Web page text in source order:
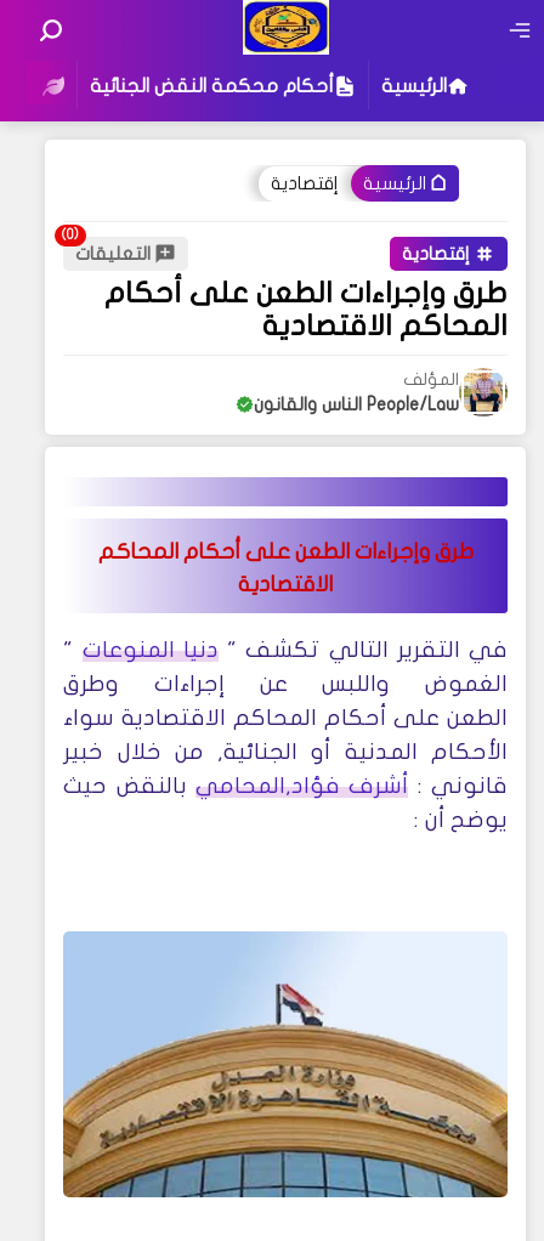
الرئيسية أحكام محكمة النقض الجنائية
الرئيسية إقتصادية
إقتصادية التعليقات
طرق وإجراءات الطعن على أحكام
المحاكم الاقتصادية
المؤلف
People/Law الناس والقانون
طرق وإجراءات الطعن على أحكام المحاكم
الاقتصادية
في التقرير التالي تكشف "دنيا المنوعات "
الغموض واللبس عن إجراءات وطرق
الطعن على أحكام المحاكم الاقتصادية سواء
الأحكام المدنية أو الجنائية, من خلال خبير
قانوني : أشرف فؤاد,المحاميبالنقض حيث
يوضح أن :